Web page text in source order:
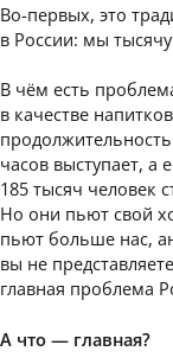
Во-первых, это
в России: мы
В чём есть
в качестве
часов выступает, а
185 тысяч человек
Но они пьют свой
пьют больше нас,
вы не
главная проблема
А что — главная?